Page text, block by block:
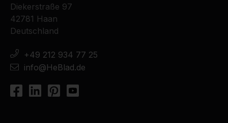
Diekerstraße 97
42781 Haan
Deutschland
+49 212 934 77 25
info@HeBlad.de